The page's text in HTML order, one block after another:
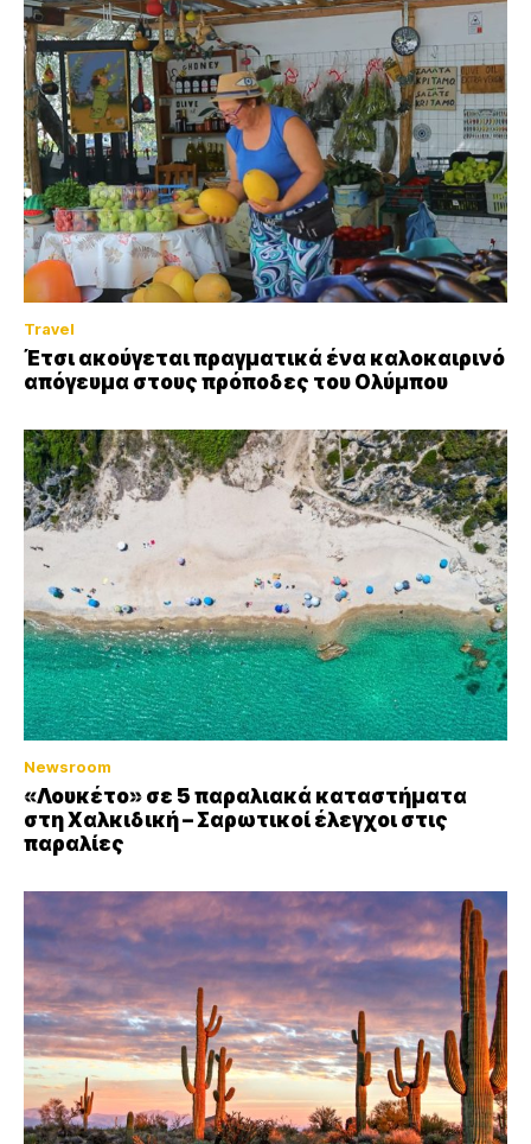
Travel
Έτσι ακούγεται πραγματικά ένα καλοκαιρινό
απόγευμα στους πρόποδες του Ολύμπου
Newsroom
«Λουκέτο» σε 5 παραλιακά καταστήματα
στη Χαλκιδική – Σαρωτικοί έλεγχοι στις
παραλίες